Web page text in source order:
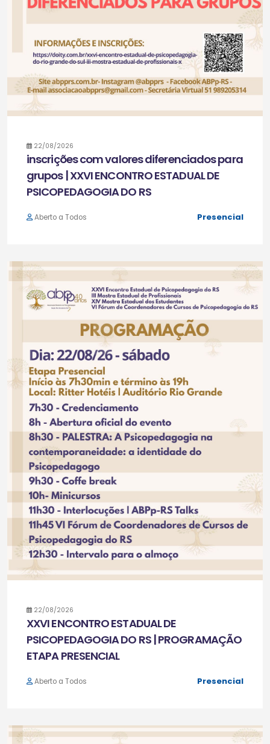
22/08/2026
inscrições com valores diferenciados para
grupos | XXVI ENCONTRO ESTADUAL DE
PSICOPEDAGOGIA DO RS
Presencial
Aberto a Todos
22/08/2026
XXVI ENCONTRO ESTADUAL DE
PSICOPEDAGOGIA DO RS | PROGRAMAÇÃO
ETAPA PRESENCIAL
Presencial
Aberto a Todos